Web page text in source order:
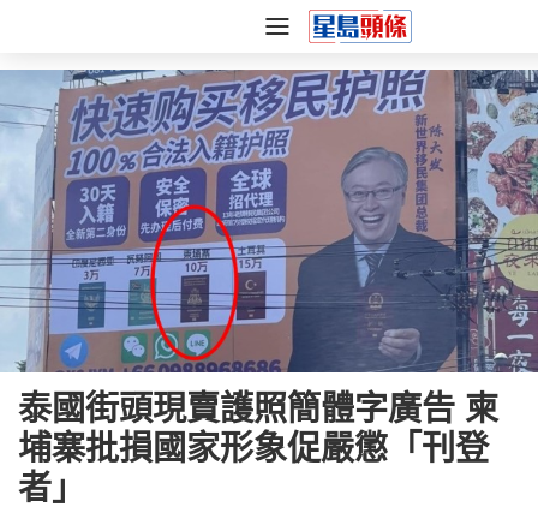
泰國街頭現賣護照簡體字廣告 柬
埔寨批損國家形象促嚴懲「刊登
者」